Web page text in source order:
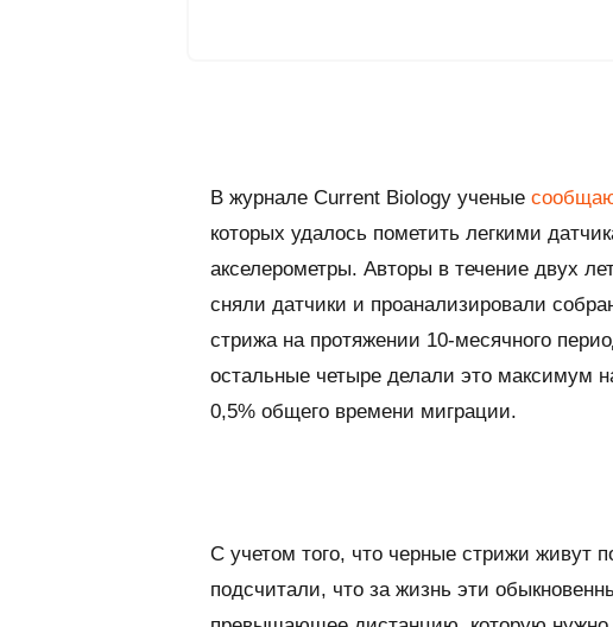
В журнале Current Biology ученые
которых удалось пометить легкими
акселерометры. Авторы в течение двух
сняли датчики и проанализировали
стрижа на протяжении 10-месячного
остальные четыре делали это максимум
0,5% общего времени миграции.
С учетом того, что черные стрижи живут
подсчитали, что за жизнь эти